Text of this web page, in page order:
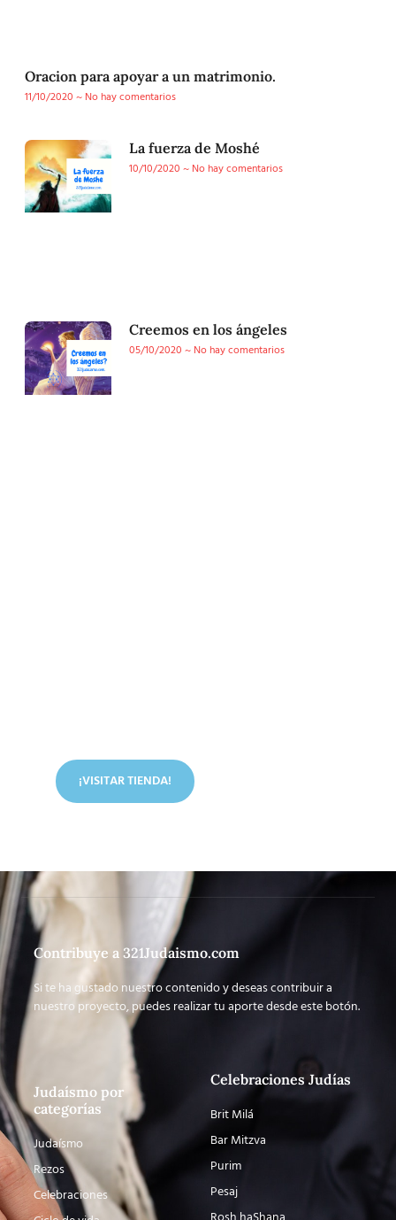
Oracion para apoyar a un matrimonio.
11/10/2020
No hay comentarios
La fuerza de Moshé
10/10/2020
No hay comentarios
Creemos en los ángeles
05/10/2020
No hay comentarios
¡VISITAR TIENDA!
Contribuye a 321Judaismo.com
Si te ha gustado nuestro contenido y deseas contribuir a
nuestro proyecto, puedes realizar tu aporte desde este botón.
Judaísmo por
categorías
Judaísmo
Rezos
Celebraciones
Celebraciones Judías
Brit Milá
Bar Mitzva
Purim
Pesaj